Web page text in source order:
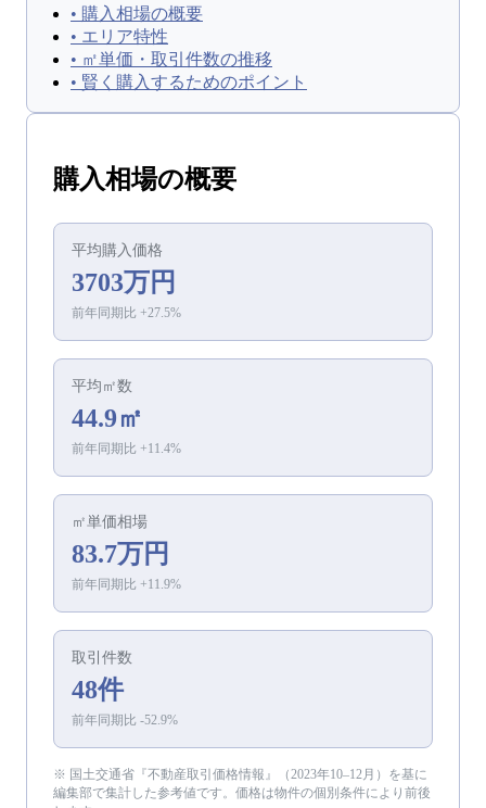
• 購入相場の概要
• エリア特性
• ㎡単価・取引件数の推移
• 賢く購入するためのポイント
購入相場の概要
平均購入価格
3703万円
前年同期比 +27.5%
平均㎡数
44.9㎡
前年同期比 +11.4%
㎡単価相場
83.7万円
前年同期比 +11.9%
取引件数
48件
前年同期比 -52.9%
※ 国土交通省『不動産取引価格情報』（2023年10–12月 ）を基に
編集部で集計した参考値です。価格は物件の個別条件により前後